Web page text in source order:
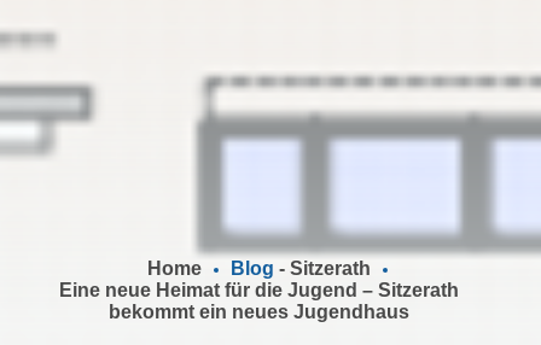
Home Blog - Sitzerath
Eine neue Heimat für die Jugend – Sitzerath
bekommt ein neues Jugendhaus